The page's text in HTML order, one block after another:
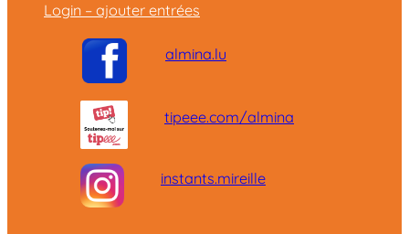
Login – ajouter entrées
almina.lu
tipeee.com/almina
instants.mireille